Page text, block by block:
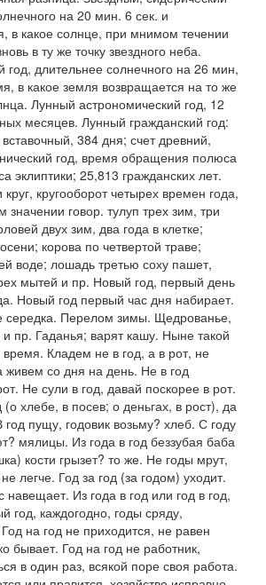
на 20 мин. 6 сек. и
в какое солнце, при мнимом течении
в ту же точку звездного неба.
год, длительнее солнечного на 26 мин,
в какое земля возвращается на то же
Лунный астрономический год, 12
месяцев. Лунный гражданский год:
вставочный, 384 дня; счет древний,
год, время обращения полюса
эклиптики; 25,813 гражданских лет.
кругооборот четырех времен года,
значении говор. тулуп трех зим, три
двух зим, два года в клетке;
; корова по четвертой траве;
воде; лошадь третью соху пашет,
мытей и пр. Новый год, первый день
Новый год первый час дня набирает.
середка. Перелом зимы. Щедрованье,
и пр. Гаданья; варят кашу. Ныне такой
время. Кладем не в год, а в рот, не
живем со дня на день. Не в год
. Не сули в год, давай поскорее в рот.
(о хлебе, в посев; о деньгах, в рост), да
год пущу, годовик возьму? хлеб. С году
мялицы. Из года в год беззубая баба
) кости грызет? то же. Не годы мрут,
легче. Год за год (за годом) уходит.
навещает. Из года в год или год в год,
год, каждогодно, годы сряду,
Год на год не приходится, не равен
бывает. Год на год не работник,
в один раз, всякой поре своя работа.